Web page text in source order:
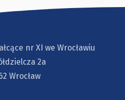
nr XI we Wrocławiu
2a
Wrocław